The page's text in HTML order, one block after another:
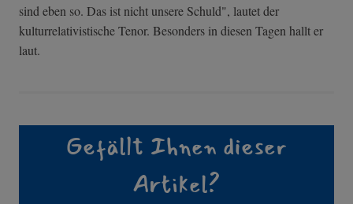
sind eben so. Das ist nicht unsere Schuld", lautet der
kulturrelativistische Tenor. Besonders in diesen Tagen hallt er
laut.
Gefällt Ihnen dieser
Artikel?